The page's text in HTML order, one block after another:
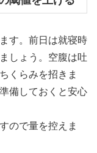
す。前日は就寝時
しょう。空腹は吐
くらみを招きま
備しておくと安心
ので量を控えま